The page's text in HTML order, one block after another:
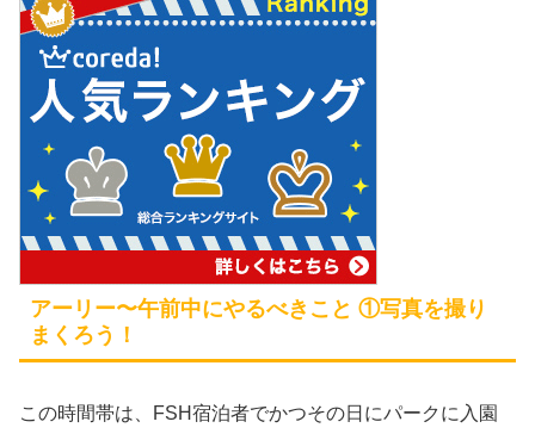
アーリー〜午前中にやるべきこと ①写真を撮り
まくろう！
この時間帯は、FSH宿泊者でかつその日にパークに入園